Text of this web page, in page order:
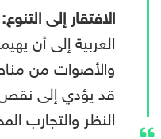
الافتقار إلى التنوع:
العربية إلى أن
والأصوات من
قد يؤدي إلى نقص
النظر والتجارب